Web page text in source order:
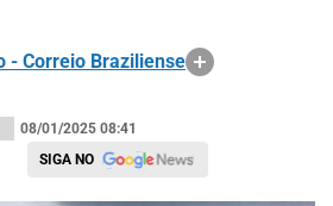
- Correio Braziliense
08/01/2025 08:41
SIGA NO